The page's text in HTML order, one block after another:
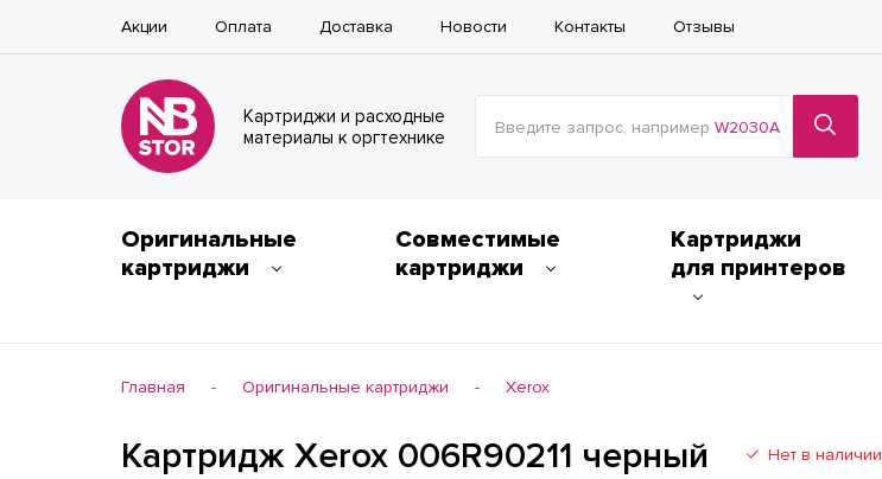
Акции Оплата Доставка Новости Контакты Отзывы
Картриджи и расходные
материалы к оргтехнике
Введите запрос, например W2030A
Оригинальные
картриджи
Совместимые
картриджи
Картриджи
для принтеров
Главная - Оригинальные картриджи - Xerox
Картридж Xerox 006R90211 черный Нет в наличии